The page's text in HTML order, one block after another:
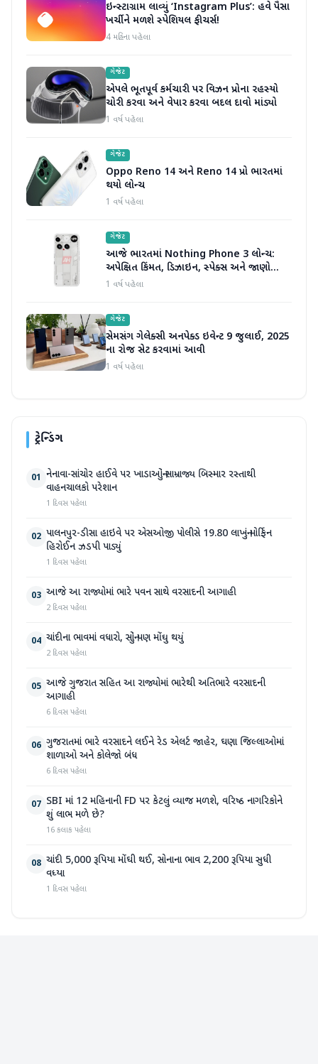
ઇન્સ્ટાગ્રામ લાવ્યું ‘Instagram Plus’: હવે પૈસા
ખર્ચીને મળશે સ્પેશિયલ ફીચર્સ!
4 મહિના પહેલા
ગેજેટ
એપલે ભૂતપૂર્વ કર્મચારી પર વિઝન પ્રોના રહસ્યો
ચોરી કરવા અને વેપાર કરવા બદલ દાવો માંડ્યો
1 વર્ષ પહેલા
ગેજેટ
Oppo Reno 14 અને Reno 14 પ્રો ભારતમાં
થયો લોન્ચ
1 વર્ષ પહેલા
ગેજેટ
આજે ભારતમાં Nothing Phone 3 લોન્ચ:
અપેક્ષિત કિંમત, ડિઝાઇન, સ્પેક્સ અને જાણો
બીજું બધું જ
1 વર્ષ પહેલા
ગેજેટ
સેમસંગ ગેલેક્સી અનપેક્ડ ઇવેન્ટ 9 જુલાઈ, 2025
ના રોજ સેટ કરવામાં આવી
1 વર્ષ પહેલા
ટ્રેન્ડિંગ
01 નેનાવા-સાંચોર હાઈવે પર ખાડાઓનું સામ્રાજ્ય બિસ્માર રસ્તાથી
વાહનચાલકો પરેશાન
1 દિવસ પહેલા
02 પાલનપુર-ડીસા હાઇવે પર એસઓજી પોલીસે 19.80 લાખનું મોર્ફિન
હિરોઈન ઝડપી પાડ્યું
1 દિવસ પહેલા
03 આજે આ રાજ્યોમાં ભારે પવન સાથે વરસાદની આગાહી
2 દિવસ પહેલા
04 ચાંદીના ભાવમાં વધારો, સોનું પણ મોંઘુ થયું
2 દિવસ પહેલા
05 આજે ગુજરાત સહિત આ રાજ્યોમાં ભારેથી અતિભારે વરસાદની
આગાહી
6 દિવસ પહેલા
06 ગુજરાતમાં ભારે વરસાદને લઈને રેડ એલર્ટ જાહેર, ઘણા જિલ્લાઓમાં
શાળાઓ અને કોલેજો બંધ
6 દિવસ પહેલા
07 SBI માં 12 મહિનાની FD પર કેટલું વ્યાજ મળશે, વરિષ્ઠ નાગરિકોને
શું લાભ મળે છે?
16 કલાક પહેલા
08 ચાંદી 5,000 રૂપિયા મોંઘી થઈ, સોનાના ભાવ 2,200 રૂપિયા સુધી
વધ્યા
1 દિવસ પહેલા